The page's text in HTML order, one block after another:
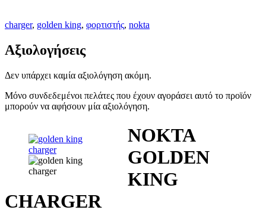
charger, golden king, φορτιστής, nokta
Αξιολογήσεις
Δεν υπάρχει καμία αξιολόγηση ακόμη.
Μόνο συνδεδεμένοι πελάτες που έχουν αγοράσει αυτό το προϊόν
μπορούν να αφήσουν μία αξιολόγηση.
NOKTA
GOLDEN
KING
CHARGER